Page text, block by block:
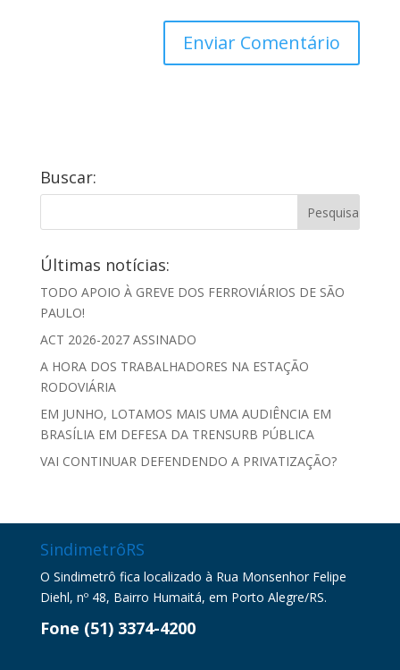
Buscar:
Últimas notícias:
TODO APOIO À GREVE DOS FERROVIÁRIOS DE SÃO
PAULO!
ACT 2026-2027 ASSINADO
A HORA DOS TRABALHADORES NA ESTAÇÃO
RODOVIÁRIA
EM JUNHO, LOTAMOS MAIS UMA AUDIÊNCIA EM
BRASÍLIA EM DEFESA DA TRENSURB PÚBLICA
VAI CONTINUAR DEFENDENDO A PRIVATIZAÇÃO?
SindimetrôRS
O Sindimetrô fica localizado à Rua Monsenhor Felipe
Diehl, nº 48, Bairro Humaitá, em Porto Alegre/RS.
Fone (51) 3374-4200